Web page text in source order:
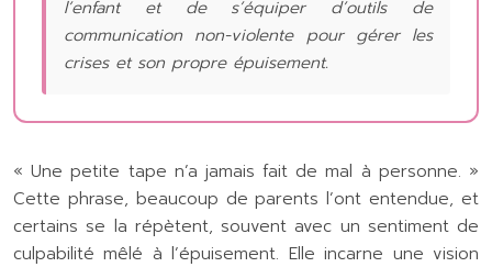
l’enfant et de s’équiper d’outils de
communication non-violente pour gérer les
crises et son propre épuisement.
« Une petite tape n’a jamais fait de mal à personne. »
Cette phrase, beaucoup de parents l’ont entendue, et
certains se la répètent, souvent avec un sentiment de
culpabilité mêlé à l’épuisement. Elle incarne une vision